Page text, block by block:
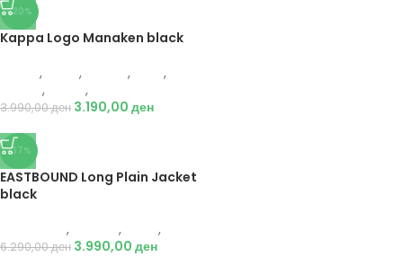
-20%
Kappa Logo Manaken black
, , ,
,
, ,
3.990,00ден 3.190,00 ден
-37%
EASTBOUND Long Plain Jacket
black
, , ,
6.290,00ден 3.990,00 ден